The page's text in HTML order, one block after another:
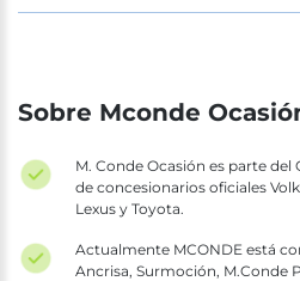
Sobre Mconde
M. Conde Ocasión es parte del
de concesionarios oficiales
Lexus y Toyota.
Actualmente MCONDE está
Ancrisa, Surmoción, M.Conde